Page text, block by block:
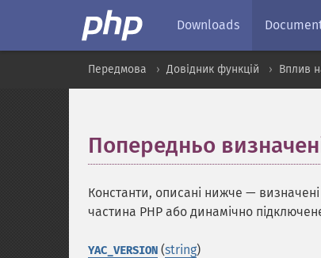
Downloads
Передмова Довідник функцій Вплив
Попередньо
Константи, описані нижче —
частина PHP або динамічно
YAC_VERSION (string)